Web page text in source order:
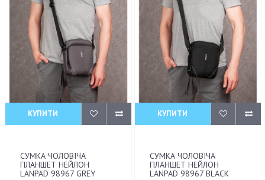
КУПИТИ
СУМКА ЧОЛОВІЧА
ПЛАНШЕТ НЕЙЛОН
LANPAD 98967 GREY
КУПИТИ
СУМКА ЧОЛОВІЧА
ПЛАНШЕТ НЕЙЛОН
LANPAD 98967 BLACK